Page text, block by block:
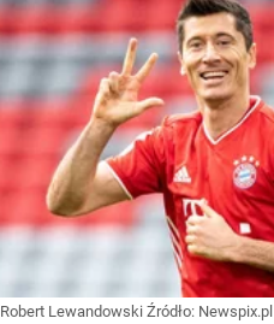
Robert Lewandowski Źródło: Newspix.pl